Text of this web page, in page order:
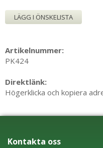
LÄGG I ÖNSKELISTA
Artikelnummer:
PK424
Direktlänk:
Högerklicka och kopiera
Kontakta oss